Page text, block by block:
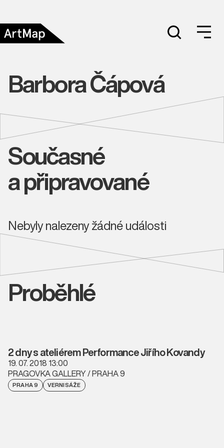
Barbora Čápová
Současné
a připravované
Nebyly nalezeny žádné události
Proběhlé
2 dny s ateliérem Performance Jiřího Kovandy
19. 07. 2018 13:00
PRAGOVKA GALLERY / PRAHA 9
PRAHA 9 VERNISÁŽE